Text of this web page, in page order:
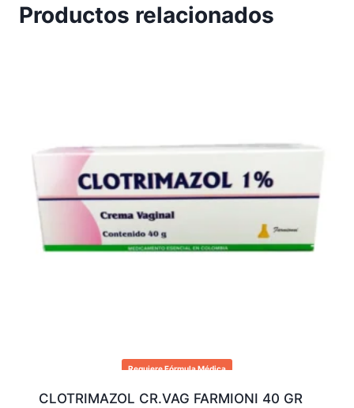
Productos relacionados
Requiere Fórmula Médica
CLOTRIMAZOL CR.VAG FARMIONI 40 GR